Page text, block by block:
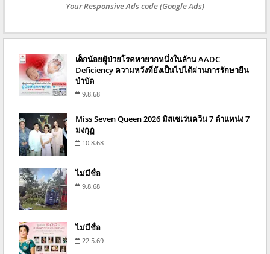
Your Responsive Ads code (Google Ads)
เด็กน้อยผู้ป่วยโรคหายากหนึ่งในล้าน AADC
Deficiency ความหวังที่ยังเป็นไปได้ผ่านการรักษายีน
บำบัด
9.8.68
Miss Seven Queen 2026 มิสเซเว่นควีน 7 ตำแหน่ง 7
มงกุฏ
10.8.68
ไม่มีชื่อ
9.8.68
ไม่มีชื่อ
22.5.69